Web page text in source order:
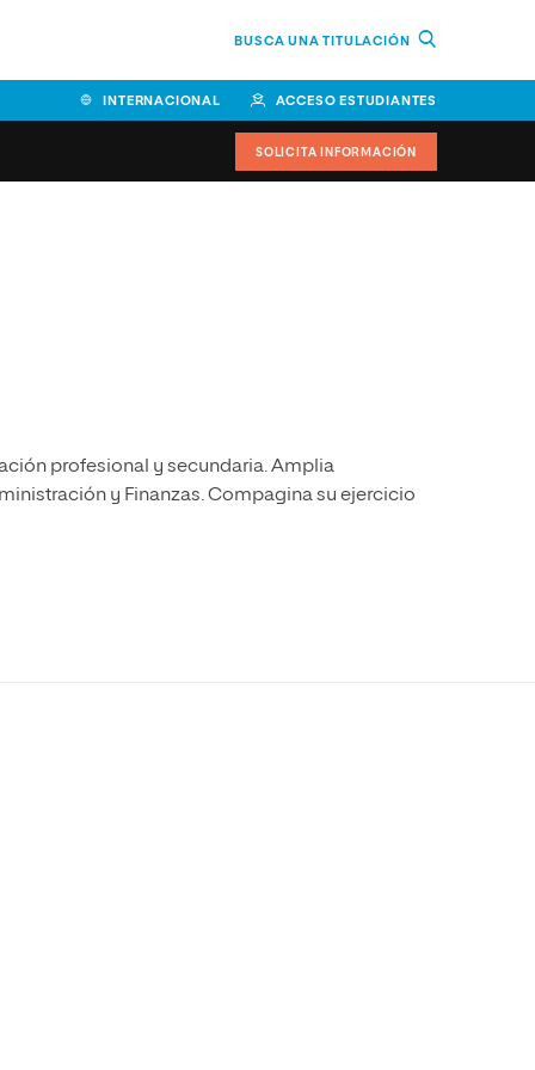
BUSCA UNA TITULACIÓN
INTERNACIONAL ACCESO ESTUDIANTES
Escuela Superior de Ingeniería
y Tecnología (ESIT)
SOLICITA INFORMACIÓN
profesional y secundaria. Amplia
y Finanzas. Compagina su ejercicio